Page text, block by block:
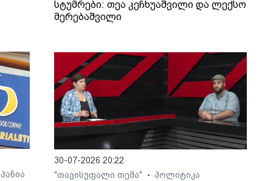
სტუმრები: თეა კეჩხუაშვილი და ლექსო
მერებაშვილი
30-07-2026 20:22
"თავისუფალი თემა"
• პოლიტიკა